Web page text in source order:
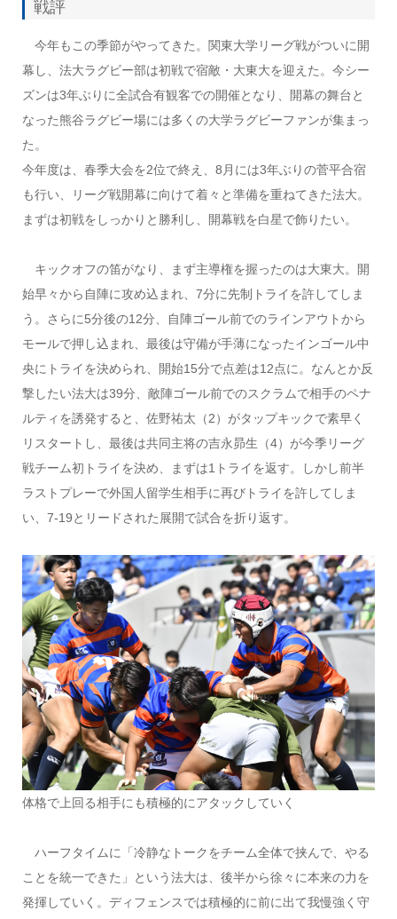
戦評
今年もこの季節がやってきた。関東大学リーグ戦がついに開
幕し、法大ラグビー部は初戦で宿敵・大東大を迎えた。今シー
ズンは3年ぶりに全試合有観客での開催となり、開幕の舞台と
なった熊谷ラグビー場には多くの大学ラグビーファンが集まっ
た。
今年度は、春季大会を2位で終え、8月には3年ぶりの菅平合宿
も行い、リーグ戦開幕に向けて着々と準備を重ねてきた法大。
まずは初戦をしっかりと勝利し、開幕戦を白星で飾りたい。
キックオフの笛がなり、まず主導権を握ったのは大東大。開
始早々から自陣に攻め込まれ、7分に先制トライを許してしま
う。さらに5分後の12分、自陣ゴール前でのラインアウトから
モールで押し込まれ、最後は守備が手薄になったインゴール中
央にトライを決められ、開始15分で点差は12点に。なんとか反
撃したい法大は39分、敵陣ゴール前でのスクラムで相手のペナ
ルティを誘発すると、佐野祐太（2）がタップキックで素早く
リスタートし、最後は共同主将の吉永昴生（4）が今季リーグ
戦チーム初トライを決め、まずは1トライを返す。しかし前半
ラストプレーで外国人留学生相手に再びトライを許してしま
い、7-19とリードされた展開で試合を折り返す。
体格で上回る相手にも積極的にアタックしていく
ハーフタイムに「冷静なトークをチーム全体で挟んで、やる
ことを統一できた」という法大は、後半から徐々に本来の力を
発揮していく。ディフェンスでは積極的に前に出て我慢強く守